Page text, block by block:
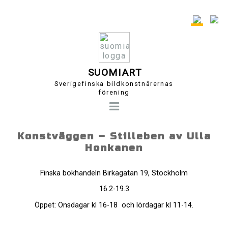
SUOMIART
Sverigefinska bildkonstnärernas
förening
Konstväggen – Stilleben av Ulla
Honkanen
Finska bokhandeln Birkagatan 19, Stockholm
16.2-19.3
Öppet: Onsdagar kl 16-18 och lördagar kl 11-14.